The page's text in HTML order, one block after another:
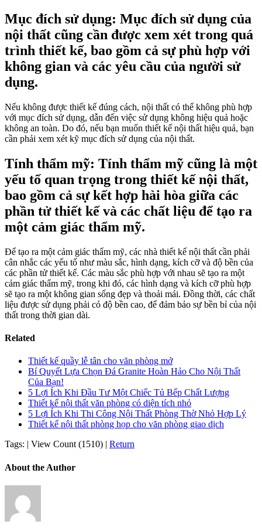
Mục đích sử dụng: Mục đích sử dụng của
nội thất cũng cần được xem xét trong quá
trình thiết kế, bao gồm cả sự phù hợp với
không gian và các yêu cầu của người sử
dụng.
Nếu không được thiết kế đúng cách, nội thất có thể không phù hợp
với mục đích sử dụng, dẫn đến việc sử dụng không hiệu quả hoặc
không an toàn. Do đó, nếu bạn muốn thiết kế nội thất hiệu quả, bạn
cần phải xem xét kỹ mục đích sử dụng của nội thất.
Tính thẩm mỹ: Tính thẩm mỹ cũng là một
yếu tố quan trọng trong thiết kế nội thất,
bao gồm cả sự kết hợp hài hòa giữa các
phần tử thiết kế và các chất liệu để tạo ra
một cảm giác thẩm mỹ.
Để tạo ra một cảm giác thẩm mỹ, các nhà thiết kế nội thất cần phải
cân nhắc các yếu tố như màu sắc, hình dạng, kích cỡ và độ bền của
các phần tử thiết kế. Các màu sắc phù hợp với nhau sẽ tạo ra một
cảm giác thẩm mỹ, trong khi đó, các hình dạng và kích cỡ phù hợp
sẽ tạo ra một không gian sống đẹp và thoải mái. Đồng thời, các chất
liệu được sử dụng phải có độ bền cao, để đảm bảo sự bền bỉ của nội
thất trong thời gian dài.
Related
Thiết kế quầy lễ tân cho văn phòng mở
Bí Quyết Lựa Chọn Đá Granite Hoàn Hảo Cho Nội Thất
Của Bạn!
5 Lợi Ích Khi Đầu Tư Một Chiếc Tủ Bếp Chất Lượng
Thiết kế nội thất văn phòng có diện tích nhỏ
5 Lợi Ích Khi Thi Công Nội Thất Phòng Thờ Nhỏ Hợp Lý
Thiết kế nội thất phòng họp cho văn phòng giao dịch
Tags: | View Count (1510) | Return
About the Author